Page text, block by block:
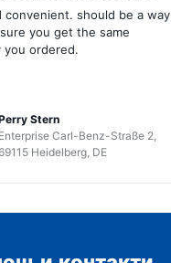
convenient. should be a way
you get the same
you ordered.
Stern
Enterprise Carl-Benz-Straße 2,
Heidelberg, DE